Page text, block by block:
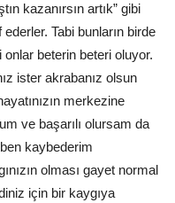
kazanırsın artık” gibi
Tabi bunların birde
beterin beteri oluyor.
ister akrabanız olsun
merkezine
ve başarılı olursam da
kaybederim
olması gayet normal
için bir kaygıya